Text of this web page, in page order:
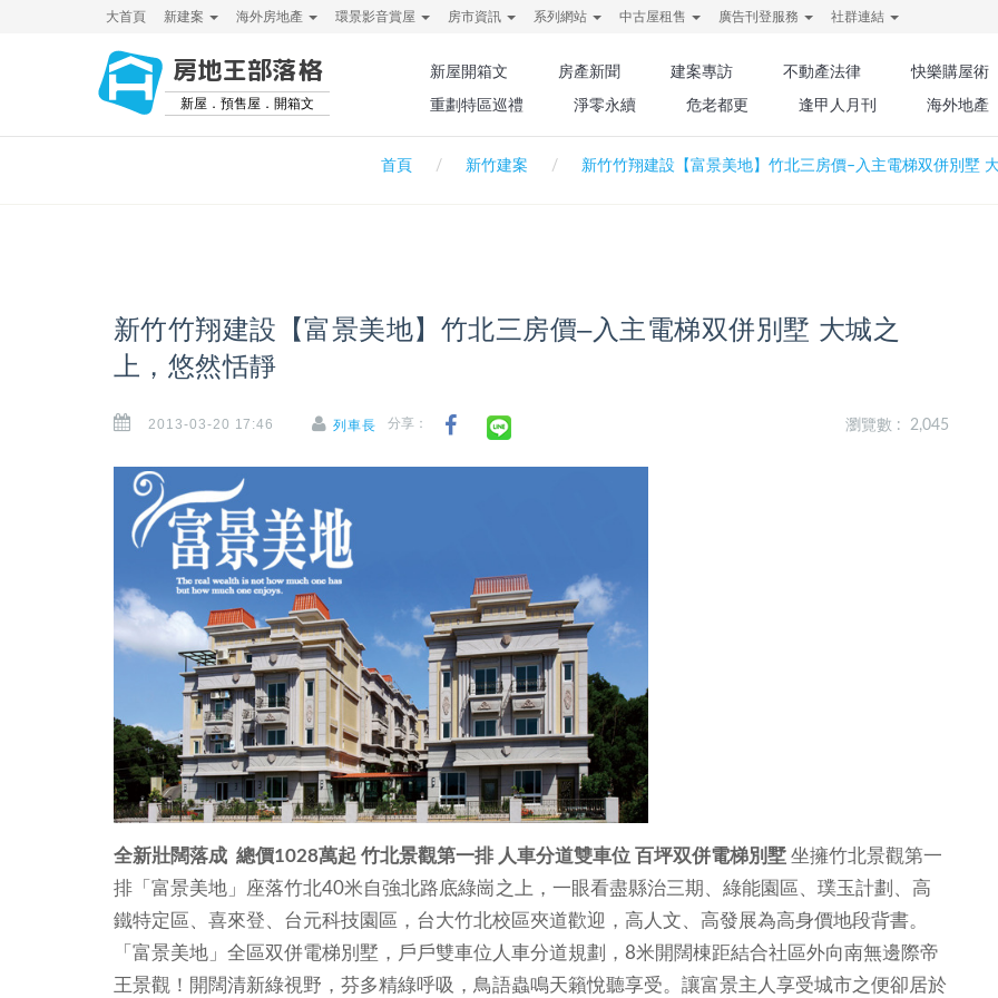
大首頁 新建案 海外房地產 環景影音賞屋 房市資訊 系列網站 中古屋租售 廣告刊登服務 社群連結
房地王部落格
新屋．預售屋．開箱文
新屋開箱文 房產新聞 建案專訪 不動產法律
快樂購屋術
重劃特區巡禮
淨零永續 危老都更 逢甲人月刊 海外地產
首頁 新竹建案 新竹竹翔建設【富景美地】竹北三房價–入主電梯双併別墅
新竹竹翔建設【富景美地】竹北三房價–入主電梯双併別墅 大城之
上，悠然恬靜
2013-03-20 17:46 列車長 分享： 瀏覽數 : 2,045
全新壯闊落成 總價1028萬起 竹北景觀第一排 人車分道雙車位 百坪双併電梯別墅 坐擁竹北景觀第一
排「富景美地」座落竹北40米自強北路底綠崗之上，一眼看盡縣治三期、綠能園區、璞玉計劃、高
鐵特定區、喜來登、台元科技園區，台大竹北校區夾道歡迎，高人文、高發展為高身價地段背書。
「富景美地」全區双併電梯別墅，戶戶雙車位人車分道規劃，8米開闊棟距結合社區外向南無邊際帝
王景觀！開闊清新綠視野，芬多精綠呼吸，鳥語蟲鳴天籟悅聽享受。讓富景主人享受城市之便卻居於